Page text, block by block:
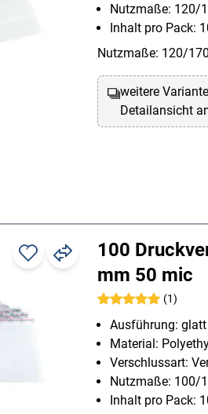
Nutzmaße: 120/
Inhalt pro Pack:
Nutzmaße: 120/
weitere
Detailansicht
100
mm 50 mic
(1)
Ausführung: glatt
Material:
Verschlussart:
Nutzmaße: 100/
Inhalt pro Pack: